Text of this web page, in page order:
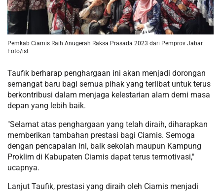
Pemkab Ciamis Raih Anugerah Raksa Prasada 2023 dari Pemprov Jabar.
Foto/ist
Taufik berharap penghargaan ini akan menjadi dorongan
semangat baru bagi semua pihak yang terlibat untuk terus
berkontribusi dalam menjaga kelestarian alam demi masa
depan yang lebih baik.
"Selamat atas penghargaan yang telah diraih, diharapkan
memberikan tambahan prestasi bagi Ciamis. Semoga
dengan pencapaian ini, baik sekolah maupun Kampung
Proklim di Kabupaten Ciamis dapat terus termotivasi,"
ucapnya.
Lanjut Taufik, prestasi yang diraih oleh Ciamis menjadi